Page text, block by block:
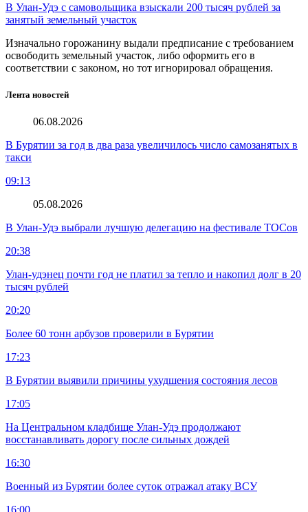
В Улан-Удэ с самовольщика взыскали 200 тысяч рублей за
занятый земельный участок
Изначально горожанину выдали предписание с требованием
освободить земельный участок, либо оформить его в
соответствии с законом, но тот игнорировал обращения.
Лента новостей
06.08.2026
В Бурятии за год в два раза увеличилось число самозанятых в
такси
09:13
05.08.2026
В Улан-Удэ выбрали лучшую делегацию на фестивале ТОСов
20:38
Улан-удэнец почти год не платил за тепло и накопил долг в 20
тысяч рублей
20:20
Более 60 тонн арбузов проверили в Бурятии
17:23
В Бурятии выявили причины ухудшения состояния лесов
17:05
На Центральном кладбище Улан-Удэ продолжают
восстанавливать дорогу после сильных дождей
16:30
Военный из Бурятии более суток отражал атаку ВСУ